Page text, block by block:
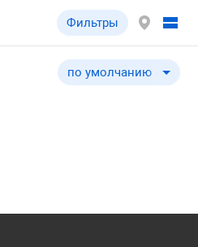
Фильтры
по умолчанию
по умолчанию